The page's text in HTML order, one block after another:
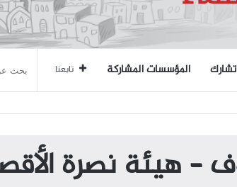
المؤسسات المشاركة تابعنا